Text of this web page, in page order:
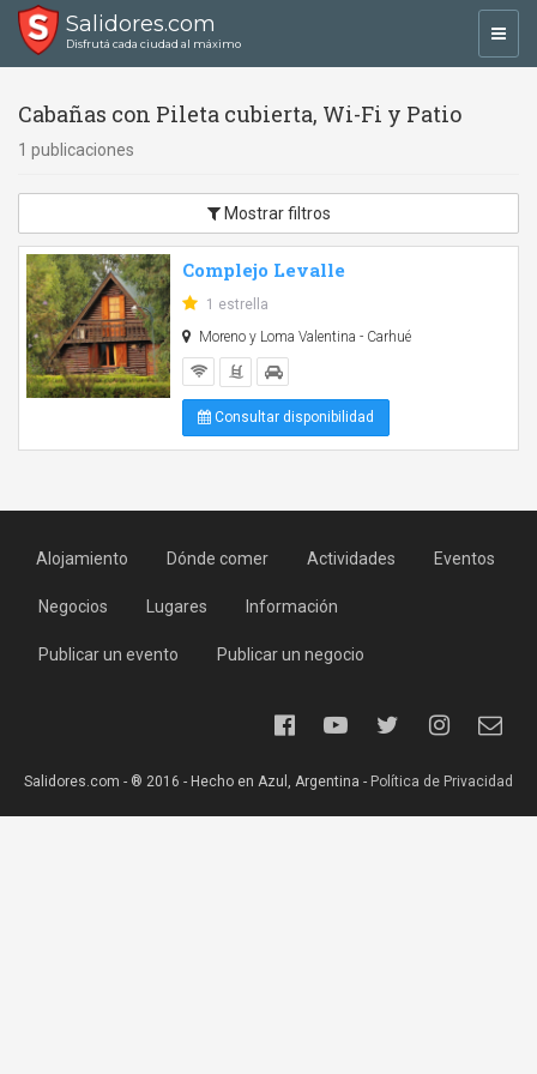
Salidores.com
Disfrutá cada ciudad al máximo
Cabañas con Pileta cubierta, Wi-Fi y Patio
1 publicaciones
Mostrar filtros
Complejo Levalle
1 estrella
Moreno y Loma Valentina - Carhué
Consultar disponibilidad
Alojamiento Dónde comer Actividades Eventos
Negocios Lugares Información
Publicar un evento Publicar un negocio
Salidores.com - ® 2016 - Hecho en Azul, Argentina - Política de Privacidad